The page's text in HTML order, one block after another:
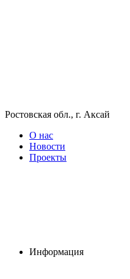
Ростовская обл., г. Аксай
О нас
Новости
Проекты
Информация